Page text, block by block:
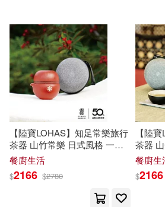
猫又しょう(14) 空華み
竹谷州史(14) 貓邏(14)
阮蓮香(14) 餡玉(14)
Fiona Watt(13)
萬卷樓(65) 采實文化(65)
北京聯合出版公司(64)
天津楊柳青畫社(64)
湖南文藝出版社(64)
現代出版社(64)
【陸寶LOHAS】知足常樂旅行
茶器 山竹常樂 日式風格 一壺2
杯+布盒 富貴紅
餐廚生活
$2166 $2780
【陸
茶器
杯+布
餐廚生
$2166